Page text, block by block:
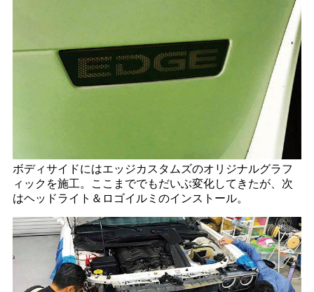
ボディサイドにはエッジカスタムズのオリジナルグラフ
ィックを施工。ここまででもだいぶ変化してきたが、次
はヘッドライト＆ロゴイルミのインストール。